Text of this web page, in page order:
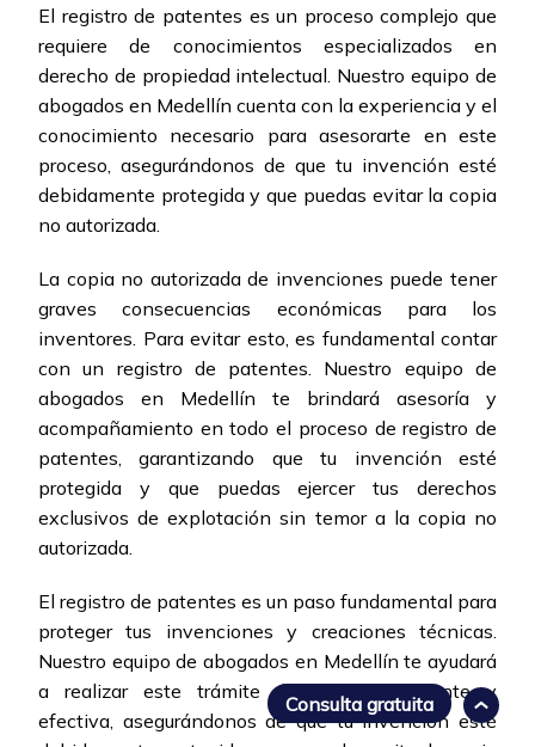
El registro de patentes es un proceso complejo que
requiere de conocimientos especializados en
derecho de propiedad intelectual. Nuestro equipo de
abogados en Medellín cuenta con la experiencia y el
conocimiento necesario para asesorarte en este
proceso, asegurándonos de que tu invención esté
debidamente protegida y que puedas evitar la copia
no autorizada.
La copia no autorizada de invenciones puede tener
graves consecuencias económicas para los
inventores. Para evitar esto, es fundamental contar
con un registro de patentes. Nuestro equipo de
abogados en Medellín te brindará asesoría y
acompañamiento en todo el proceso de registro de
patentes, garantizando que tu invención esté
protegida y que puedas ejercer tus derechos
exclusivos de explotación sin temor a la copia no
autorizada.
El registro de patentes es un paso fundamental para
proteger tus invenciones y creaciones técnicas.
Nuestro equipo de abogados en Medellín te ayudará
a realizar este trámite de manera eficiente y
efectiva, asegurándonos de que tu invención esté
Consulta gratuita